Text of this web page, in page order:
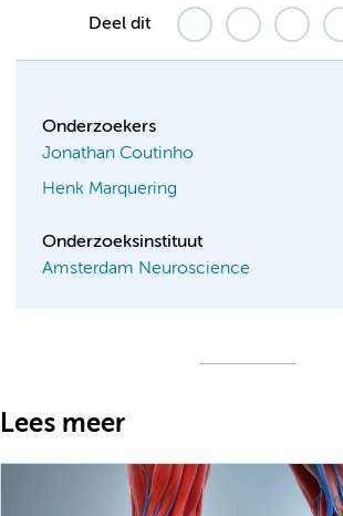
Deel dit
Onderzoekers
Jonathan Coutinho
Henk Marquering
Onderzoeksinstituut
Amsterdam Neuroscience
Lees meer